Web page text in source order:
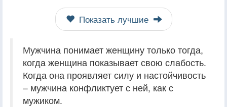
Показать лучшие
Мужчина понимает женщину только тогда,
когда женщина показывает свою слабость.
Когда она проявляет силу и настойчивость
– мужчина конфликтует с ней, как с
мужиком.